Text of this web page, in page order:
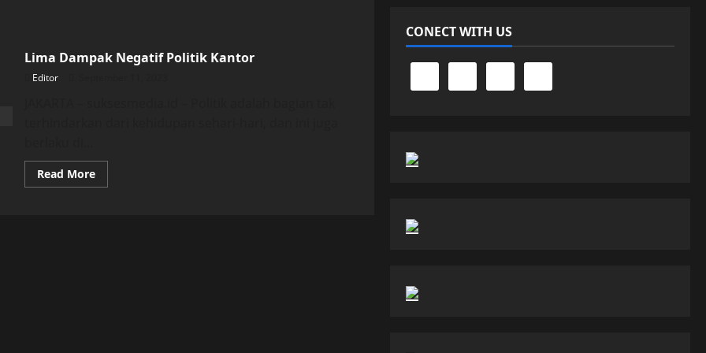
Lima Dampak Negatif Politik Kantor
Editor
Read MoreRead
more
CONECT WITH US